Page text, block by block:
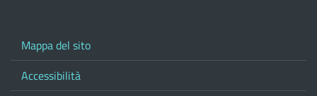
Mappa del sito
Accessibilità